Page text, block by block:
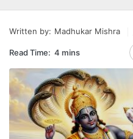
Written by: Madhukar Mishra
Read Time: 4 mins